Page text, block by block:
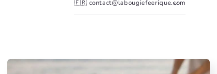
🇫🇷 contact@labougiefeerique.com